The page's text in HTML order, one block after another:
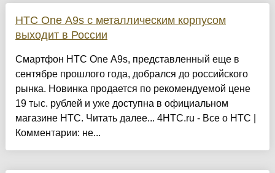
HTC One A9s с металлическим корпусом
выходит в России
Смартфон HTC One A9s, представленный еще в
сентябре прошлого года, добрался до российского
рынка. Новинка продается по рекомендуемой цене
19 тыс. рублей и уже доступна в официальном
магазине HTC. Читать далее... 4HTC.ru - Все о HTC |
Комментарии: не...